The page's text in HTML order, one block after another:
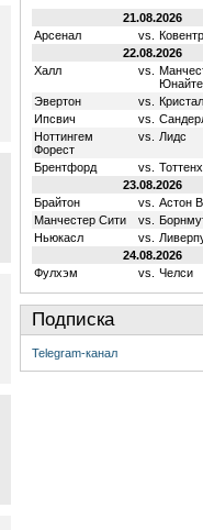
21.08.2026
Арсенал
vs.
22.08.2026
Халл
vs.
Эвертон
vs.
Ипсвич
vs.
Ноттингем
Форест
vs. Лидс
Брентфорд vs.
23.08.2026
Брайтон
vs.
Астон
Манчестер Сити
vs.
Ньюкасл
vs.
24.08.2026
Фулхэм
vs. Челси
Подписка
Telegram-канал